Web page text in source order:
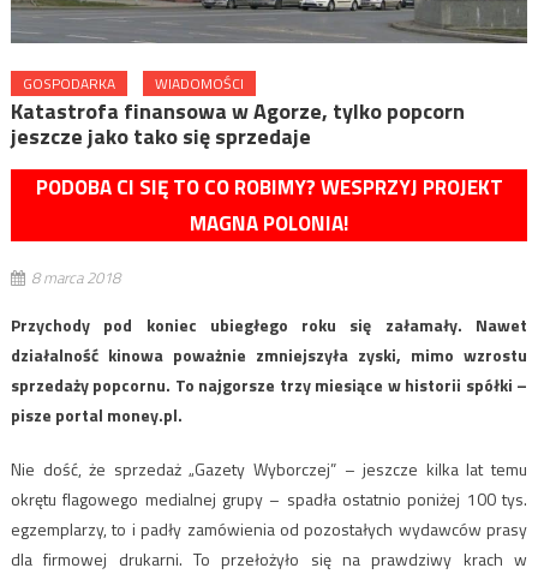
GOSPODARKA WIADOMOŚCI
Katastrofa finansowa w Agorze, tylko popcorn
jeszcze jako tako się sprzedaje
PODOBA CI SIĘ TO CO ROBIMY? WESPRZYJ PROJEKT
MAGNA POLONIA!
8 marca 2018
Przychody pod koniec ubiegłego roku się załamały. Nawet
działalność kinowa poważnie zmniejszyła zyski, mimo wzrostu
sprzedaży popcornu. To najgorsze trzy miesiące w historii spółki –
pisze portal money.pl.
Nie dość, że sprzedaż „Gazety Wyborczej” – jeszcze kilka lat temu
okrętu flagowego medialnej grupy – spadła ostatnio poniżej 100 tys.
egzemplarzy, to i padły zamówienia od pozostałych wydawców prasy
dla firmowej drukarni. To przełożyło się na prawdziwy krach w